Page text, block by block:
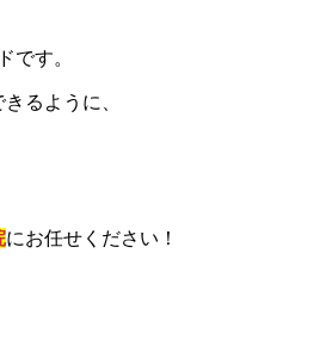
です。
るように、
にお任せください！